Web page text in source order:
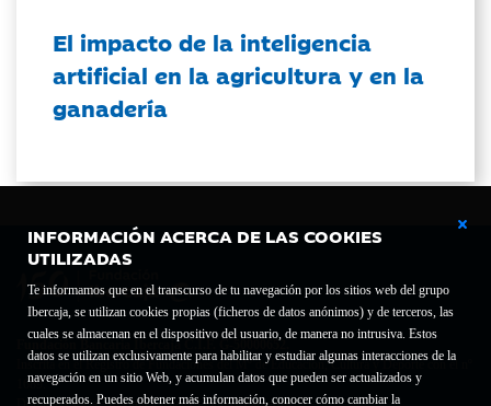
INFORMACIÓN ACERCA DE LAS COOKIES
UTILIZADAS
Te informamos que en el transcurso de tu navegación por los sitios web del grupo
Ibercaja, se utilizan cookies propias (ficheros de datos anónimos) y de terceros, las
cuales se almacenan en el dispositivo del usuario, de manera no intrusiva. Estos
datos se utilizan exclusivamente para habilitar y estudiar algunas interacciones de la
navegación en un sitio Web, y acumulan datos que pueden ser actualizados y
recuperados. Puedes obtener más información, conocer cómo cambiar la
El impacto de la inteligencia
artificial en la agricultura y en la
ganadería
Fundación Bancaria Ibercaja C.I.F. G-50000652.
Inscrita en el Registro de Fundaciones del Mº de Educación, Cultura y Deporte con el nº
1689.